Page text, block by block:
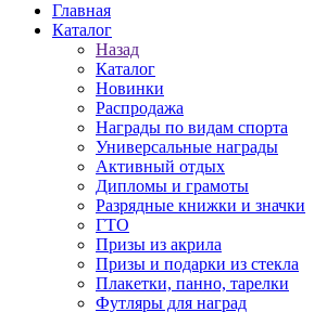
Главная
Каталог
Назад
Каталог
Новинки
Распродажа
Награды по видам спорта
Универсальные награды
Активный отдых
Дипломы и грамоты
Разрядные книжки и значки
ГТО
Призы из акрила
Призы и подарки из стекла
Плакетки, панно, тарелки
Футляры для наград